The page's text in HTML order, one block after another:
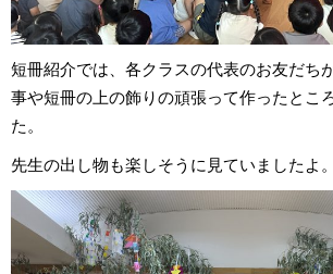
短冊紹介では、各クラスの代表のお友だち
事や短冊の上の飾りの頑張って作ったとこ
た。
先生の出し物も楽しそうに見ていましたよ。